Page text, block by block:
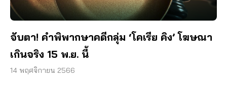
จับตา! คำพิพากษาคดีกลุ่ม ‘โคเรีย คิง’ โฆษณา
เกินจริง 15 พ.ย. นี้
14 พฤศจิกายน 2566